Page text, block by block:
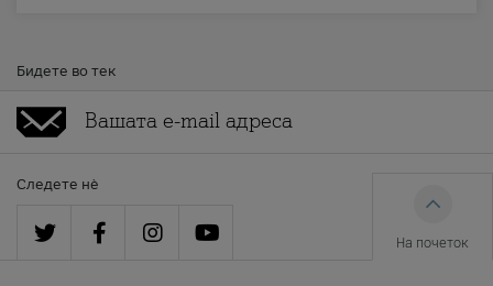
Бидете во тек
Следете нè
На почеток